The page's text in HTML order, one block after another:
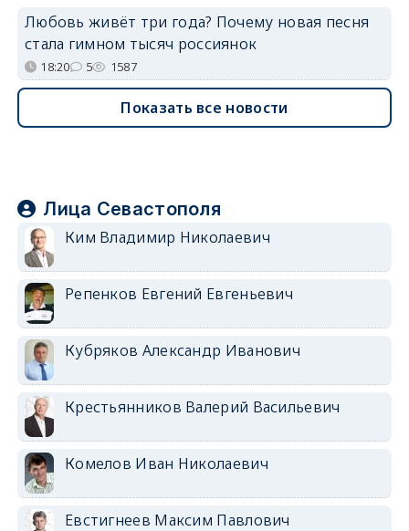
Любовь живёт три года? Почему новая песня
стала гимном тысяч россиянок
18:20 5 1587
Показать все новости
Лица Севастополя
Ким Владимир Николаевич
Репенков Евгений Евгеньевич
Кубряков Александр Иванович
Крестьянников Валерий Васильевич
Комелов Иван Николаевич
Евстигнеев Максим Павлович